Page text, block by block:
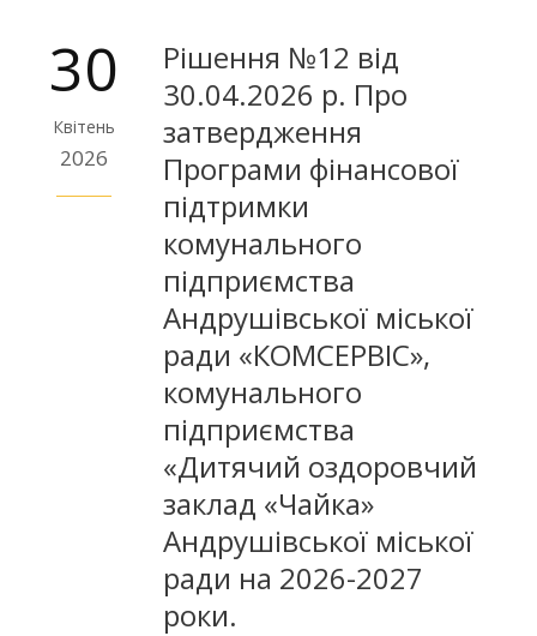
30
Квітень
2026
Рішення №12 від
30.04.2026 р. Про
затвердження
Програми фінансової
підтримки
комунального
підприємства
Андрушівської міської
ради «КОМСЕРВІС»,
комунального
підприємства
«Дитячий оздоровчий
заклад «Чайка»
Андрушівської міської
ради на 2026-2027
роки.